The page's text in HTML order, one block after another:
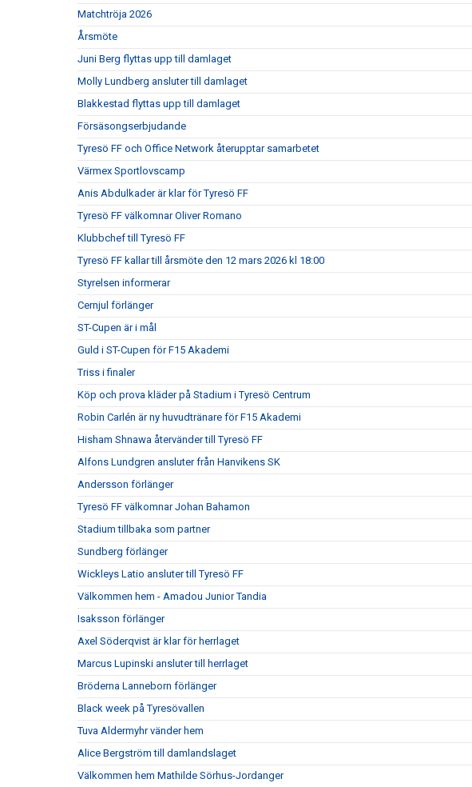
Matchtröja 2026
Årsmöte
Juni Berg flyttas upp till damlaget
Molly Lundberg ansluter till damlaget
Blakkestad flyttas upp till damlaget
Försäsongserbjudande
Tyresö FF och Office Network återupptar samarbetet
Värmex Sportlovscamp
Anis Abdulkader är klar för Tyresö FF
Tyresö FF välkomnar Oliver Romano
Klubbchef till Tyresö FF
Tyresö FF kallar till årsmöte den 12 mars 2026 kl 18:00
Styrelsen informerar
Cernjul förlänger
ST-Cupen är i mål
Guld i ST-Cupen för F15 Akademi
Triss i finaler
Köp och prova kläder på Stadium i Tyresö Centrum
Robin Carlén är ny huvudtränare för F15 Akademi
Hisham Shnawa återvänder till Tyresö FF
Alfons Lundgren ansluter från Hanvikens SK
Andersson förlänger
Tyresö FF välkomnar Johan Bahamon
Stadium tillbaka som partner
Sundberg förlänger
Wickleys Latio ansluter till Tyresö FF
Välkommen hem - Amadou Junior Tandia
Isaksson förlänger
Axel Söderqvist är klar för herrlaget
Marcus Lupinski ansluter till herrlaget
Bröderna Lanneborn förlänger
Black week på Tyresövallen
Tuva Aldermyhr vänder hem
Alice Bergström till damlandslaget
Välkommen hem Mathilde Sörhus-Jordanger